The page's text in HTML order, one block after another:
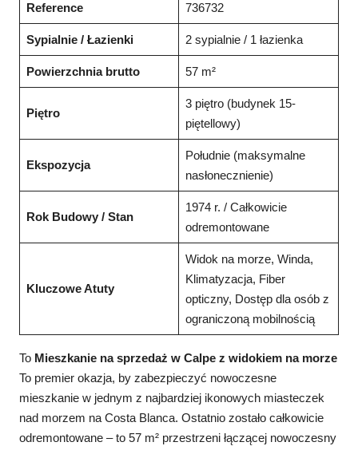
Reference 736732
Sypialnie / Łazienki 2 sypialnie / 1 łazienka
Powierzchnia brutto 57 m²
Piętro
3 piętro (budynek 15-
piętellowy)
Ekspozycja
Południe (maksymalne
nasłonecznienie)
Rok Budowy / Stan
1974 r. / Całkowicie
odremontowane
Kluczowe Atuty
Widok na morze, Winda,
Klimatyzacja, Fiber
opticzny, Dostęp dla osób z
ograniczoną mobilnością
To Mieszkanie na sprzedaż w Calpe z widokiem na morze
To premier okazja, by zabezpieczyć nowoczesne
mieszkanie w jednym z najbardziej ikonowych miasteczek
nad morzem na Costa Blanca. Ostatnio zostało całkowicie
odremontowane – to 57 m² przestrzeni łączącej nowoczesny